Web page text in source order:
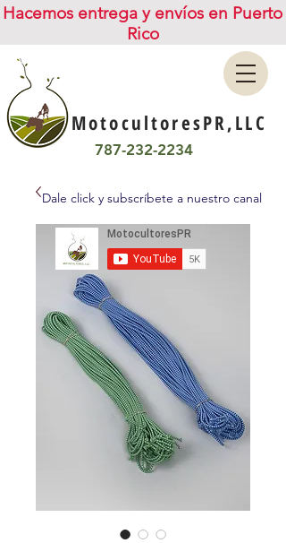
Hacemos entrega y envíos en Puerto
Rico
MotocultoresPR,LLC
787-232-2234
Dale click y subscríbete a nuestro canal